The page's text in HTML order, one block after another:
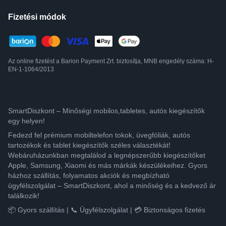
Fizetési módok
Az online fizetést a Barion Payment Zrt. biztosítja, MNB engedély száma: H-
EN-1-1064/2013
SmartDiszkont – Minőségi mobilos,tabletes, autós kiegészítők
egy helyen!
Fedezd fel prémium mobiltelefon tokok, üvegfóliák, autós
tartozékok és tablet kiegészítők széles választékát!
Webáruházunkban megtalálod a legnépszerűbb kiegészítőket
Apple, Samsung, Xiaomi és más márkák készülékeihez. Gyors
házhoz szállítás, folyamatos akciók és megbízható
ügyfélszolgálat – SmartDiszkont, ahol a minőség és a kedvező ár
találkozik!
📦 Gyors szállítás | 📞 Ügyfélszolgálat | 💳 Biztonságos fizetés